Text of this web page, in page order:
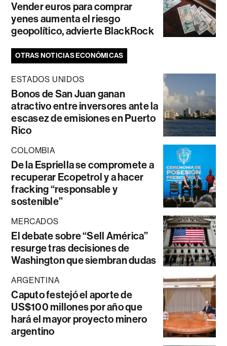
Vender euros para comprar
yenes aumenta el riesgo
geopolítico, advierte BlackRock
OTRAS NOTICIAS ECONÓMICAS
ESTADOS UNIDOS
Bonos de San Juan ganan
atractivo entre inversores ante la
escasez de emisiones en Puerto
Rico
COLOMBIA
De la Espriella se compromete a
recuperar Ecopetrol y a hacer
fracking “responsable y
sostenible”
MERCADOS
El debate sobre “Sell América”
resurge tras decisiones de
Washington que siembran dudas
ARGENTINA
Caputo festejó el aporte de
US$100 millones por año que
hará el mayor proyecto minero
argentino